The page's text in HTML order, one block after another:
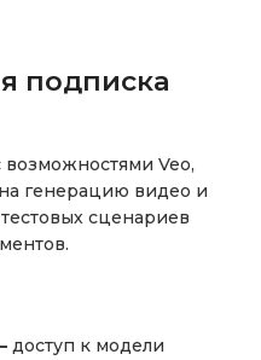
подписка
возможностями Veo,
генерацию видео и
сценариев
доступ к модели